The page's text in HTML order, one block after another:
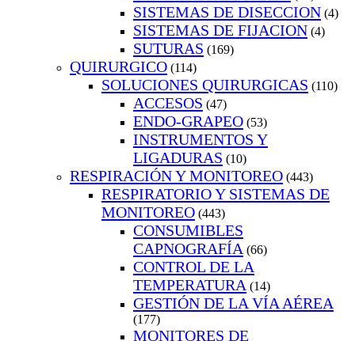
SISTEMAS DE DISECCION (4)
SISTEMAS DE FIJACION (4)
SUTURAS (169)
QUIRURGICO (114)
SOLUCIONES QUIRURGICAS (110)
ACCESOS (47)
ENDO-GRAPEO (53)
INSTRUMENTOS Y
LIGADURAS (10)
RESPIRACIÓN Y MONITOREO (443)
RESPIRATORIO Y SISTEMAS DE
MONITOREO (443)
CONSUMIBLES
CAPNOGRAFÍA (66)
CONTROL DE LA
TEMPERATURA (14)
GESTIÓN DE LA VÍA AÉREA
(177)
MONITORES DE